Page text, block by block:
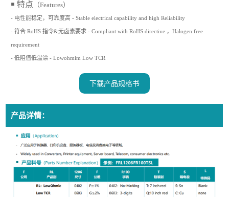
￭ 特点 （Features）
- 电性能稳定，可靠度高 - Stable electrical capability and high Reliability
- 符合 RoHS 指令&无卤素要求 - Compliant with RoHS directive ，Halogen free
requirement
- 低阻值低温漂 - Lowohmim Low TCR
下载产品规格书
产品详情：